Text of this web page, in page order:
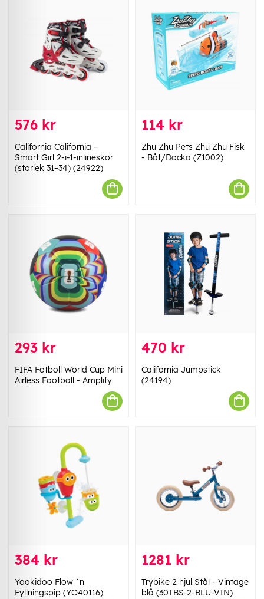
576 kr
California California –
Smart Girl 2-i-1-inlineskor
(storlek 31–34) (24922)
114 kr
Zhu Zhu Pets Zhu Zhu Fisk
- Båt/Docka (Z1002)
293 kr
FIFA Fotboll World Cup Mini
Airless Football - Amplify
470 kr
California Jumpstick
(24194)
384 kr
Yookidoo Flow ´n
Fyllningspip (YO40116)
1281 kr
Trybike 2 hjul Stål - Vintage
blå (30TBS-2-BLU-VIN)